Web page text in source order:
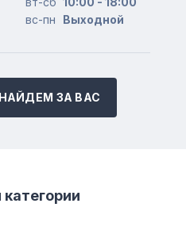
вс-пн
Выходной
НАЙДЕМ ЗА ВАС